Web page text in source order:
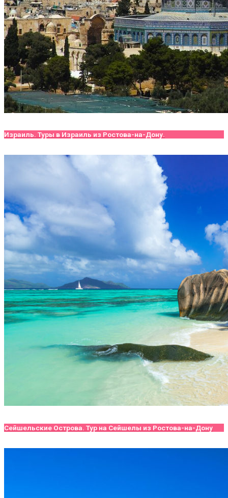
Израиль. Туры в Израиль из Ростова-на-Дону.
Сейшельские Острова. Тур на Сейшелы из Ростова-на-Дону